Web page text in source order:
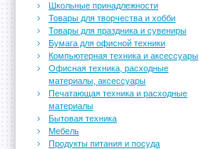
Школьные принадлежности
Товары для творчества и хобби
Товары для праздника и сувениры
Бумага для офисной техники
Компьютерная техника и аксессуары
Офисная техника, расходные
материалы, аксессуары
Печатающая техника и расходные
материалы
Бытовая техника
Мебель
Продукты питания и посуда